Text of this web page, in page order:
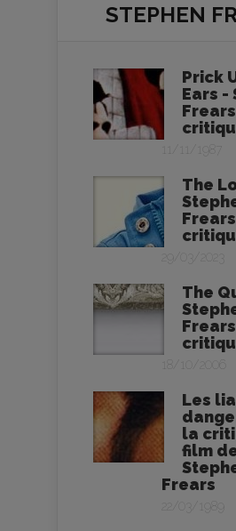
STEPHEN
Prick
Ears -
11/11/1987
The
The
18/10/2006
Les
la
film
Frears
22/03/1989